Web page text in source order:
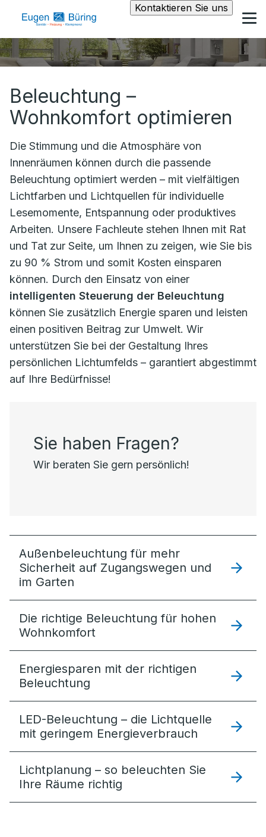
Kontaktieren Sie uns
Beleuchtung –
Wohnkomfort optimieren
Die Stimmung und die Atmosphäre von
Innenräumen können durch die passende
Beleuchtung optimiert werden – mit vielfältigen
Lichtfarben und Lichtquellen für individuelle
Lesemomente, Entspannung oder produktives
Arbeiten. Unsere Fachleute stehen Ihnen mit Rat
und Tat zur Seite, um Ihnen zu zeigen, wie Sie bis
zu 90 % Strom und somit Kosten einsparen
können. Durch den Einsatz von einer
intelligenten Steuerung der Beleuchtung
können Sie zusätzlich Energie sparen und leisten
einen positiven Beitrag zur Umwelt. Wir
unterstützen Sie bei der Gestaltung Ihres
persönlichen Lichtumfelds – garantiert abgestimmt
auf Ihre Bedürfnisse!
Sie haben Fragen?
Wir beraten Sie gern persönlich!
Außenbeleuchtung für mehr
Sicherheit auf Zugangswegen und
im Garten
Die richtige Beleuchtung für hohen
Wohnkomfort
Energiesparen mit der richtigen
Beleuchtung
LED-Beleuchtung – die Lichtquelle
mit geringem Energieverbrauch
Lichtplanung – so beleuchten Sie
Ihre Räume richtig